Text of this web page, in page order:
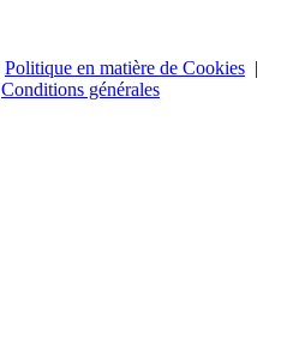
Politique en matière de Cookies |
Conditions générales